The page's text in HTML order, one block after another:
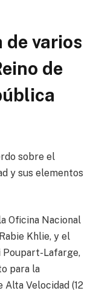
de varios
de
sobre el
y sus elementos
Oficina Nacional
Khlie, y el
Poupart-Lafarge,
para la
Alta Velocidad (12